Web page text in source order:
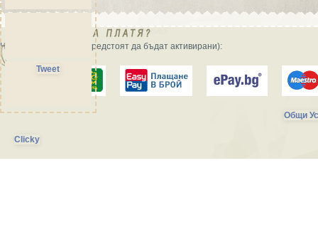
Начини на плащане (предстоят да бъдат активирани):
Общи
Clicky
Tweet